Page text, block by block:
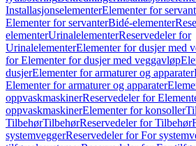
InstallasjonselementerElementer for
Elementer for servanterBidé-elementer
elementerUrinalelementerReservedeler for
UrinalelementerElementer for dusjer med
for Elementer for dusjer med veggavløp
dusjerElementer for armaturer og apparater
Elementer for armaturer og apparater
oppvaskmaskinerReservedeler for
oppvaskmaskinerElementer for konsoller
TilbehørTilbehørReservedeler for Tilbehør
systemveggerReservedeler for For